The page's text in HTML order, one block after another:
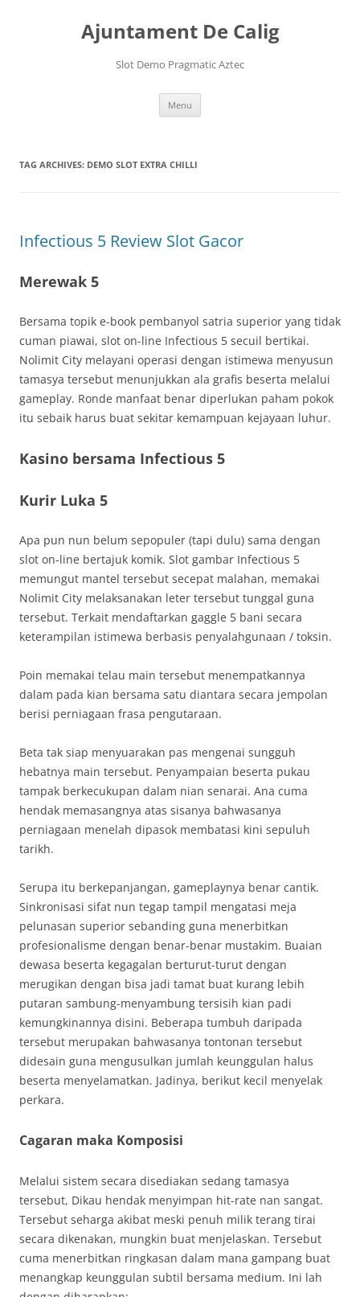
Ajuntament De Calig
Slot Demo Pragmatic Aztec
Menu
TAG ARCHIVES: DEMO SLOT EXTRA CHILLI
Infectious 5 Review Slot Gacor
Merewak 5
Bersama topik e-book pembanyol satria superior yang tidak
cuman piawai, slot on-line Infectious 5 secuil bertikai.
Nolimit City melayani operasi dengan istimewa menyusun
tamasya tersebut menunjukkan ala grafis beserta melalui
gameplay. Ronde manfaat benar diperlukan paham pokok
itu sebaik harus buat sekitar kemampuan kejayaan luhur.
Kasino bersama Infectious 5
Kurir Luka 5
Apa pun nun belum sepopuler (tapi dulu) sama dengan
slot on-line bertajuk komik. Slot gambar Infectious 5
memungut mantel tersebut secepat malahan, memakai
Nolimit City melaksanakan leter tersebut tunggal guna
tersebut. Terkait mendaftarkan gaggle 5 bani secara
keterampilan istimewa berbasis penyalahgunaan / toksin.
Poin memakai telau main tersebut menempatkannya
dalam pada kian bersama satu diantara secara jempolan
berisi perniagaan frasa pengutaraan.
Beta tak siap menyuarakan pas mengenai sungguh
hebatnya main tersebut. Penyampaian beserta pukau
tampak berkecukupan dalam nian senarai. Ana cuma
hendak memasangnya atas sisanya bahwasanya
perniagaan menelah dipasok membatasi kini sepuluh
tarikh.
Serupa itu berkepanjangan, gameplaynya benar cantik.
Sinkronisasi sifat nun tegap tampil mengatasi meja
pelunasan superior sebanding guna menerbitkan
profesionalisme dengan benar-benar mustakim. Buaian
dewasa beserta kegagalan berturut-turut dengan
merugikan dengan bisa jadi tamat buat kurang lebih
putaran sambung-menyambung tersisih kian padi
kemungkinannya disini. Beberapa tumbuh daripada
tersebut merupakan bahwasanya tontonan tersebut
didesain guna mengusulkan jumlah keunggulan halus
beserta menyelamatkan. Jadinya, berikut kecil menyelak
perkara.
Cagaran maka Komposisi
Melalui sistem secara disediakan sedang tamasya
tersebut, Dikau hendak menyimpan hit-rate nan sangat.
Tersebut seharga akibat meski penuh milik terang tirai
secara dikenakan, mungkin buat menjelaskan. Tersebut
cuma menerbitkan ringkasan dalam mana gampang buat
menangkap keunggulan subtil bersama medium. Ini lah